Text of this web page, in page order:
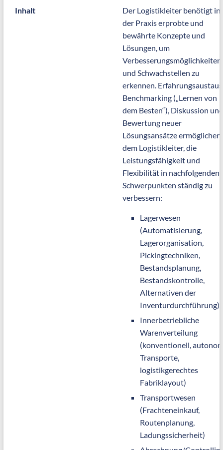
Inhalt
Der Logistikleiter benötigt in
der Praxis erprobte und
bewährte Konzepte und
Lösungen, um
Verbesserungsmöglichkeiten
und Schwachstellen zu
erkennen.
Benchmarking („Lernen von
dem Besten“), Diskussion und
Bewertung neuer
Lösungsansätze ermöglichen
dem Logistikleiter, die
Leistungsfähigkeit und
Flexibilität in nachfolgenden
Schwerpunkten ständig zu
verbessern:
Lagerwesen
(Automatisierung,
Lagerorganisation,
Pickingtechniken,
Bestandsplanung,
Bestandskontrolle,
Alternativen der
Inventurdurchführung)
Innerbetriebliche
Warenverteilung
(konventionell,
Transporte,
logistikgerechtes
Fabriklayout)
Transportwesen
(Frachteneinkauf,
Routenplanung,
Ladungssicherheit)